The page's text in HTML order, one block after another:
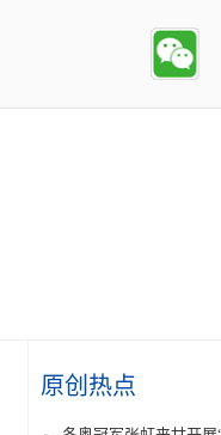
原创热点